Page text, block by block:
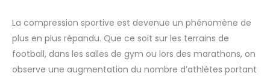
La compression sportive est devenue un phénomène de
plus en plus répandu. Que ce soit sur les terrains de
football, dans les salles de gym ou lors des marathons, on
observe une augmentation du nombre d’athlètes portant